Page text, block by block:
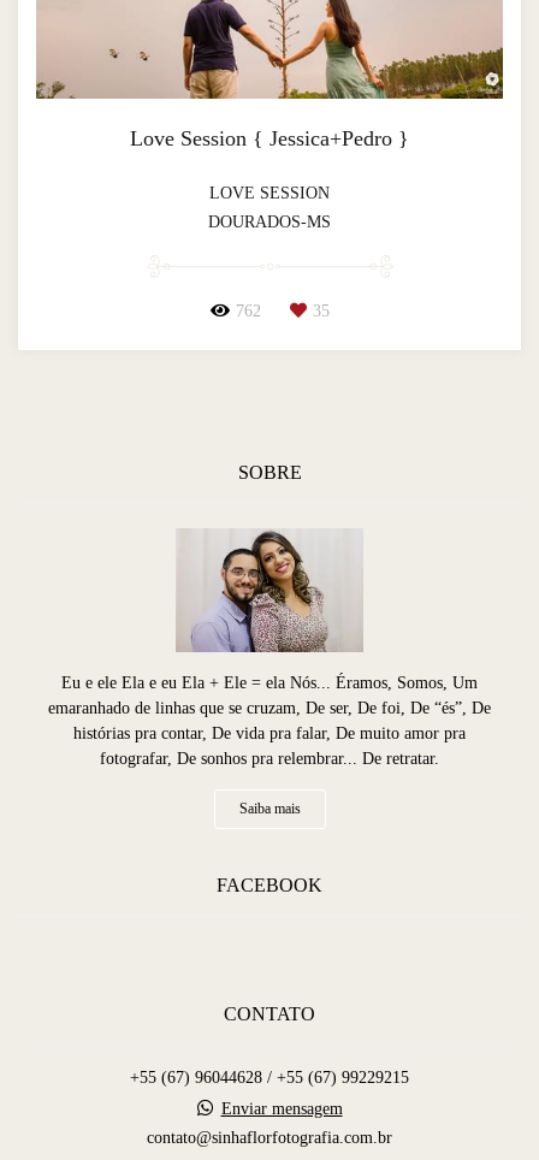
Love Session { Jessica+Pedro }
LOVE SESSION
DOURADOS-MS
762 35
SOBRE
Eu e ele Ela e eu Ela + Ele = ela Nós... Éramos, Somos, Um
emaranhado de linhas que se cruzam, De ser, De foi, De “és”, De
histórias pra contar, De vida pra falar, De muito amor pra
fotografar, De sonhos pra relembrar... De retratar.
Saiba mais
FACEBOOK
CONTATO
+55 (67) 96044628 / +55 (67) 99229215
Enviar mensagem
contato@sinhaflorfotografia.com.br